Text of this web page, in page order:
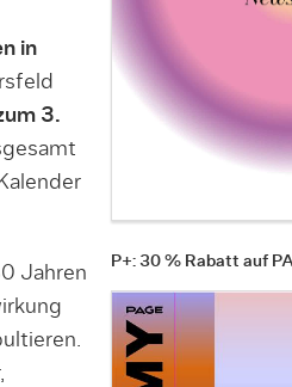
in
3.
Jahren
P+: 30 % Rabatt auf